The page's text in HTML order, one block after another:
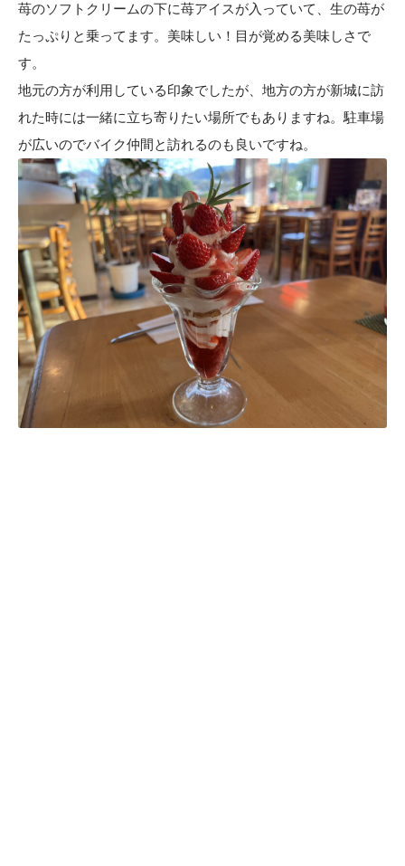
苺のソフトクリームの下に苺アイスが入っていて、生の苺が
たっぷりと乗ってます。美味しい！目が覚める美味しさで
す。
地元の方が利用している印象でしたが、地方の方が新城に訪
れた時には一緒に立ち寄りたい場所でもありますね。駐車場
が広いのでバイク仲間と訪れるのも良いですね。